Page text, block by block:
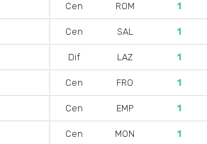
Cen ROM 1
Cen SAL 1
Dif LAZ 1
Cen FRO 1
Cen EMP 1
Cen MON 1